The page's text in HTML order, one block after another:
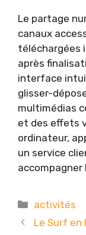
Le partage
canaux
téléchargées
après
interface
glisser-
multimédias
et des effets
ordinateur,
un service
Catégories
activités
Le Surf en